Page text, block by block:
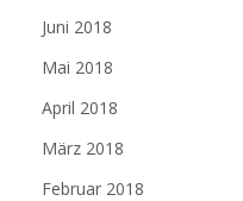
Juni 2018
Mai 2018
April 2018
März 2018
Februar 2018